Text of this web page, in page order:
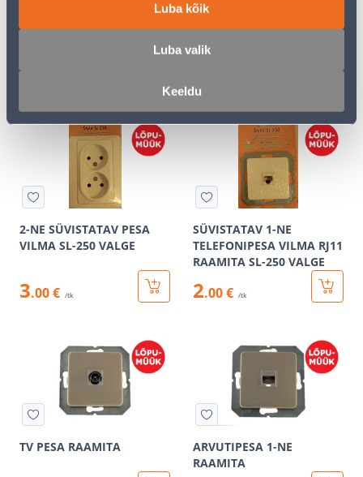
Luba kõik
Luba valik
Keeldu
RAAM 5-NE ALFA TAMM
2
1-NE SÜVISTATAV E.PESA
VILMA SL-250 VALGE
2-NE SÜVISTATAV PESA
VILMA SL-250 VALGE
3.00 € /tk
SÜVISTATAV 1-NE
TELEFONIPESA VILMA RJ11
RAAMITA SL-250 VALGE
2.00 € /tk
TV PESA RAAMITA
ARVUTIPESA 1-NE
RAAMITA